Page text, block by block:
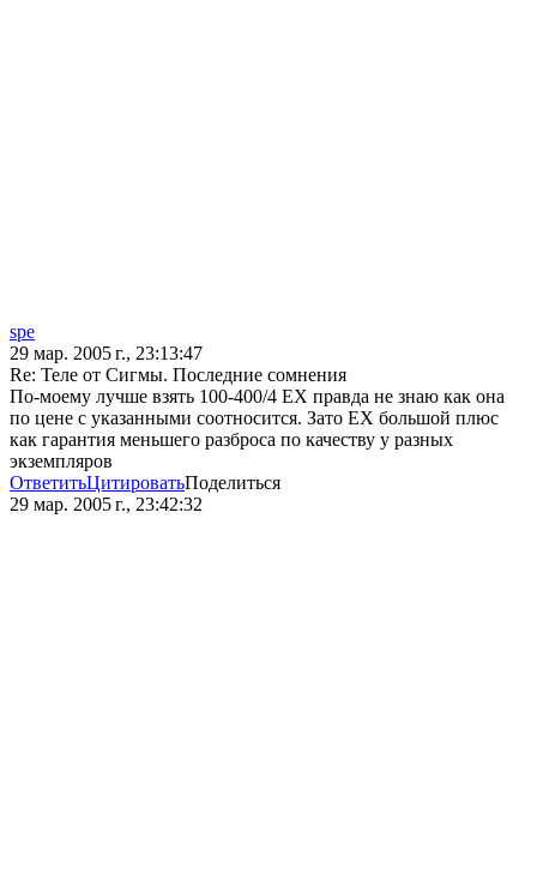
spe
29 мар. 2005 г., 23:13:47
Re: Теле от Сигмы. Последние сомнения
По-моему лучше взять 100-400/4 ЕХ правда не знаю как она
по цене с указанными соотносится. Зато ЕХ большой плюс
как гарантия меньшего разброса по качеству у разных
экземпляров
ОтветитьЦитироватьПоделиться
29 мар. 2005 г., 23:42:32